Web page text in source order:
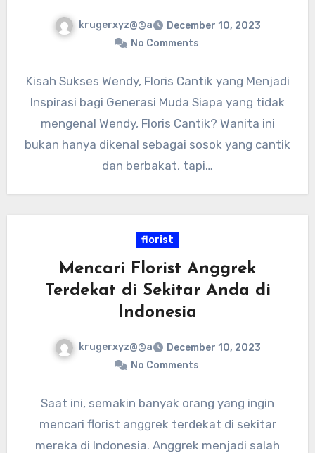
krugerxyz@@a
December 10, 2023
No Comments
Kisah Sukses Wendy, Floris Cantik yang Menjadi
Inspirasi bagi Generasi Muda Siapa yang tidak
mengenal Wendy, Floris Cantik? Wanita ini
bukan hanya dikenal sebagai sosok yang cantik
dan berbakat, tapi…
florist
Mencari Florist Anggrek
Terdekat di Sekitar Anda di
Indonesia
krugerxyz@@a
December 10, 2023
No Comments
Saat ini, semakin banyak orang yang ingin
mencari florist anggrek terdekat di sekitar
mereka di Indonesia. Anggrek menjadi salah